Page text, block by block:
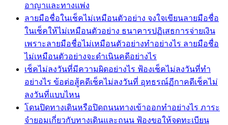
อาญาและทางแพ่ง
ลายมือชื่อในเช็คไม่เหมือนตัวอย่าง จงใจเขียนลายมือชื่อ
ในเช็คให้ไม่เหมือนตัวอย่าง ธนาคารปฏิเสธการจ่ายเงิน
เพราะลายมือชื่อไม่เหมือนตัวอย่างทำอย่างไร ลายมือชื่อ
ไม่เหมือนตัวอย่างจะดำเนินคดีอย่างไร
เช็คไม่ลงวันที่มีความผิดอย่างไร ฟ้องเช็คไม่ลงวันที่ทำ
อย่างไร ข้อต่อสู้คดีเช็คไม่ลงวันที่ อุทธรณ์ฏีกาคดีเช็คไม่
ลงวันที่แบบไหน
โดนปิดทางเดินหรือปิดถนนทางเข้าออกทำอย่างไร ภาระ
จำยอมเกี่ยวกับทางเดินและถนน ฟ้องขอให้จดทะเบียน